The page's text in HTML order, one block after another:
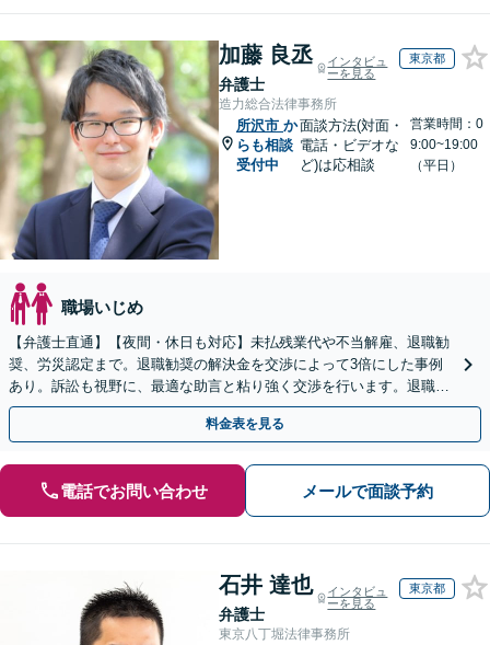
加藤 良丞
弁護士
インタビュ
ーを見る
東京都
造力総合法律事務所
所沢市 か
らも相談
受付中
面談方法(対面・
電話・ビデオな
ど)は応相談
営業時間：0
9:00~19:00
（平日）
職場いじめ
【弁護士直通】【夜間・休日も対応】未払残業代や不当解雇、退職勧
奨、労災認定まで。退職勧奨の解決金を交渉によって3倍にした事例
あり。訴訟も視野に、最適な助言と粘り強く交渉を行います。退職前
後、育休中などの状況でも歓迎。まずはご相談下さい！
料金表を見る
電話でお問い合わせ メールで面談予約
石井 達也
弁護士
インタビュ
ーを見る
東京都
東京八丁堀法律事務所